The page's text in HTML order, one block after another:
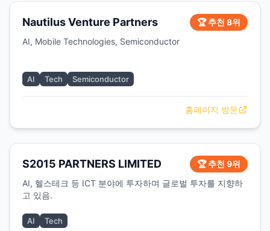
Nautilus Venture Partners
🏆 추천 8위
AI, Mobile Technologies, Semiconductor
AI Tech Semiconductor
홈페이지 방문
S2015 PARTNERS LIMITED
🏆 추천 9위
AI, 헬스테크 등 ICT 분야에 투자하며 글로벌 투자를 지향하
고 있음.
AI Tech